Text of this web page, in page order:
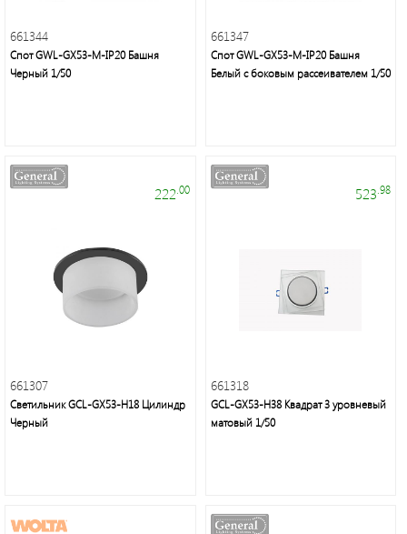
питания
Трековые
Удлинители
аксессуары
питания
Зеркала
661344
Спот GWL-GX53-M-IP20 Башня
Черный 1/50
661347
Спот GWL-GX53-M-IP20 Башня
Белый с боковым рассеивателем 1/50
222 .00
661307
Светильник GCL-GX53-H18 Цилиндр
Черный
523 .98
661318
GCL-GX53-H38 Квадрат 3 уровневый
матовый 1/50